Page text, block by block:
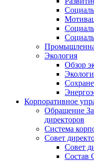
Экология
Обзор
Корпоративное
Обращение
директоров
Система
Совет
Совет
Состав